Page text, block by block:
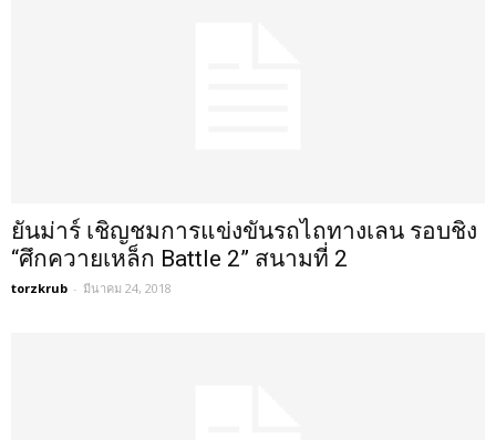
ยันม่าร์ เชิญชมการแข่งขันรถไถทางเลน รอบชิง
“ศึกควายเหล็ก Battle 2” สนามที่ 2
torzkrub - มีนาคม 24, 2018